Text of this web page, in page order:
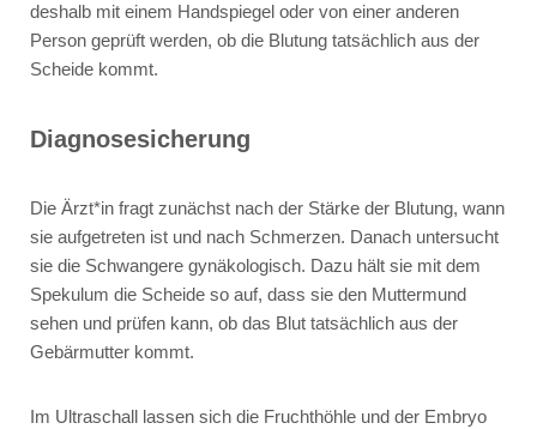
deshalb mit einem Handspiegel oder von einer anderen
Person geprüft werden, ob die Blutung tatsächlich aus der
Scheide kommt.
Diagnosesicherung
Die Ärzt*in fragt zunächst nach der Stärke der Blutung, wann
sie aufgetreten ist und nach Schmerzen. Danach untersucht
sie die Schwangere gynäkologisch. Dazu hält sie mit dem
Spekulum die Scheide so auf, dass sie den Muttermund
sehen und prüfen kann, ob das Blut tatsächlich aus der
Gebärmutter kommt.
Im Ultraschall lassen sich die Fruchthöhle und der Embryo